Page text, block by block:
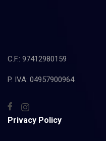
C.F.: 97412980159
P. IVA: 04957900964
Privacy Policy